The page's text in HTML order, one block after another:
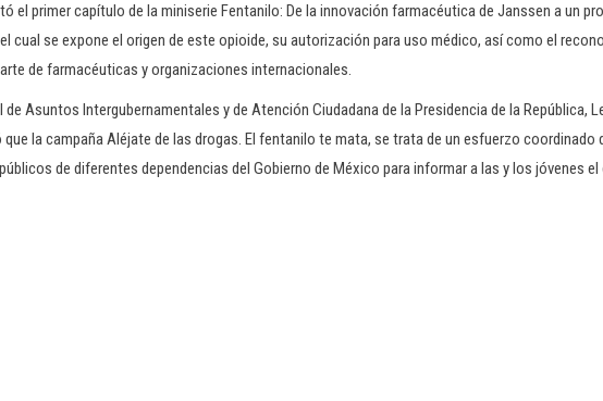
el primer capítulo de la miniserie Fentanilo: De la innovación farmacéutica de Janssen a un
cual se expone el origen de este opioide, su autorización para uso médico, así como el
de farmacéuticas y organizaciones internacionales.
de Asuntos Intergubernamentales y de Atención Ciudadana de la Presidencia de la República,
que la campaña Aléjate de las drogas. El fentanilo te mata, se trata de un esfuerzo coordinado
de diferentes dependencias del Gobierno de México para informar a las y los jóvenes el